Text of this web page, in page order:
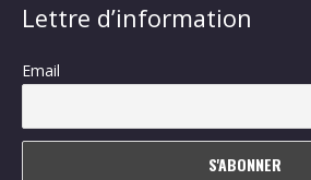
Lettre d’information
Email